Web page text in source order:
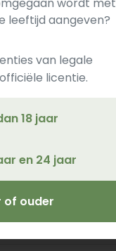
leeftijd aangeven?
van legale
licentie.
18 jaar
en 24 jaar
of ouder